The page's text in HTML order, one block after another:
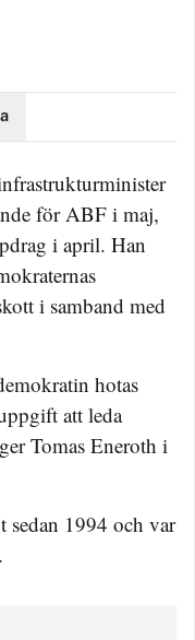
för ABF i maj,
i april. Han
i samband med
hotas
att leda
Tomas Eneroth i
sedan 1994 och var